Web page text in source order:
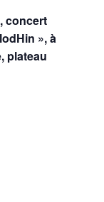
concert
», à
plateau